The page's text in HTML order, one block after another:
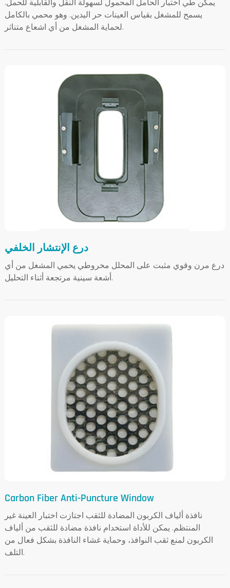
يمكن طي اختبار الحامل المحمول لسهولة النقل والقابلية للحمل.
يسمح للمشغل بقياس العينات حر اليدين. وهو محمي بالكامل
لحماية المشغل من أي اشعاع متناثر.
درع الإنتشار الخلفي
درع مرن وقوي مثبت على المحلل مخروطي يحمي المشغل من أي
أشعة سينية مرتجعة أثناء التحليل.
Carbon Fiber Anti-Puncture Window
نافذة ألياف الكربون المضادة للثقب اجتازت اختبار العينة غير
المنتظم. يمكن للأداة استخدام نافذة مضادة للثقب من ألياف
الكربون لمنع ثقب النوافذ، وحماية غشاء النافذة بشكل فعال من
التلف.